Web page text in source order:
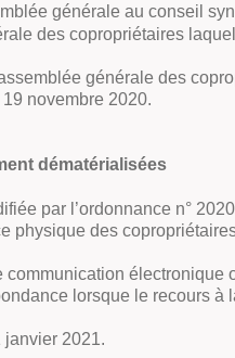
générale au conseil
des copropriétaires
générale des
novembre 2020.
dématérialisées
par l’ordonnance n°
physique des
électronique
lorsque le recours
janvier 2021.